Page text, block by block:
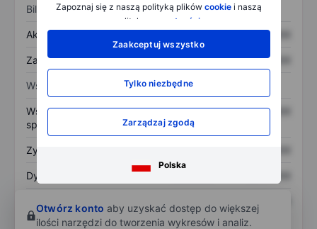
Zapoznaj się z naszą polityką plików cookiei naszą
polityką
prywatności
Zaakceptuj wszystko
Tylko niezbędne
Zarządzaj zgodą
Polska
Bilans
Aktywa ogółem XXXXXXX
Zadłużenie ogółem XXXXXXX XXXXXXX
Wskaźniki
Współczynnik cena do
sprzedaży
XXXXXXX XXXXXXX
Zysk na akcję
Dywidenda na akcję
własnego
Otwórz konto aby uzyskać dostęp do większej
ilości narzędzi do tworzenia wykresów i analiz.